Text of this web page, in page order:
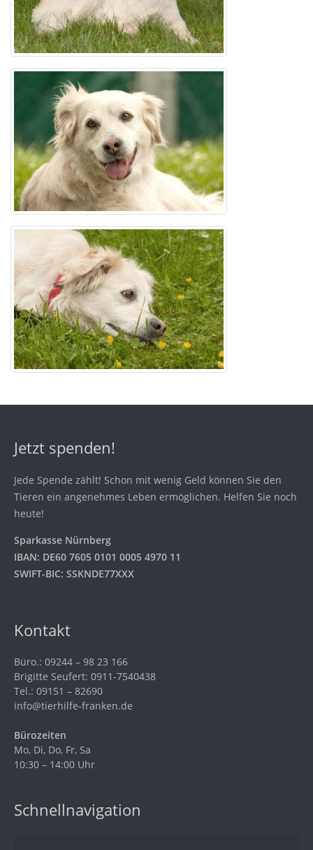
Jetzt spenden!
Jede Spende zählt! Schon mit wenig Geld können Sie den
Tieren ein angenehmes Leben ermöglichen. Helfen Sie noch
heute!
Sparkasse Nürnberg
IBAN: DE60 7605 0101 0005 4970 11
SWIFT-BIC: SSKNDE77XXX
Kontakt
Büro.: 09244 – 98 23 166
Brigitte Seufert: 0911-7540438
Tel.: 09151 – 82690
info@tierhilfe-franken.de
Bürozeiten
Mo, Di, Do, Fr, Sa
10:30 – 14:00 Uhr
Schnellnavigation